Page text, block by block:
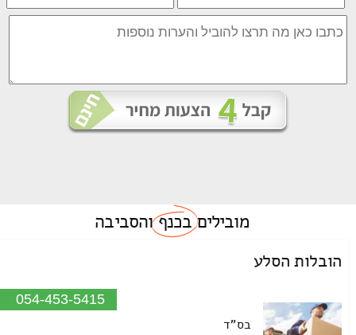
מוביליםבכנףוהסביבה
הובלות הסלע
054-453-5415
בס"ד